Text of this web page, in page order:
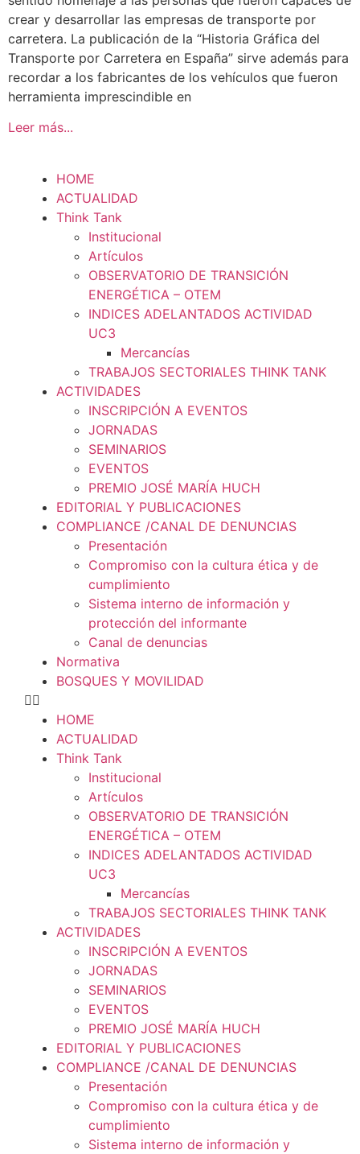
crear y desarrollar las empresas de transporte por
carretera. La publicación de la “Historia Gráfica del
Transporte por Carretera en España” sirve además para
recordar a los fabricantes de los vehículos que fueron
herramienta imprescindible en
Leer más...
HOME
ACTUALIDAD
Think Tank
Institucional
Artículos
OBSERVATORIO DE TRANSICIÓN
ENERGÉTICA – OTEM
INDICES ADELANTADOS ACTIVIDAD
UC3
Mercancías
TRABAJOS SECTORIALES THINK TANK
ACTIVIDADES
INSCRIPCIÓN A EVENTOS
JORNADAS
SEMINARIOS
EVENTOS
PREMIO JOSÉ MARÍA HUCH
EDITORIAL Y PUBLICACIONES
COMPLIANCE /CANAL DE DENUNCIAS
Presentación
Compromiso con la cultura ética y de
cumplimiento
Sistema interno de información y
protección del informante
Canal de denuncias
Normativa
BOSQUES Y MOVILIDAD
HOME
ACTUALIDAD
Think Tank
Institucional
Artículos
OBSERVATORIO DE TRANSICIÓN
ENERGÉTICA – OTEM
INDICES ADELANTADOS ACTIVIDAD
UC3
Mercancías
TRABAJOS SECTORIALES THINK TANK
ACTIVIDADES
INSCRIPCIÓN A EVENTOS
JORNADAS
SEMINARIOS
EVENTOS
PREMIO JOSÉ MARÍA HUCH
EDITORIAL Y PUBLICACIONES
COMPLIANCE /CANAL DE DENUNCIAS
Presentación
Compromiso con la cultura ética y de
cumplimiento
Sistema interno de información y